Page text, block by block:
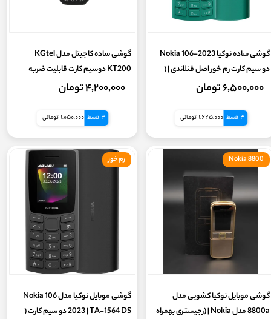
گوشی ساده نوکیا Nokia 106-2023
دو سیم‌ کارت رم خور اصل فنلاندی | (
گارانتی 18 ماهه شرکتی + فاقد منوی۶,۵۰۰,۰۰۰ تومان
4 قسط 1,625,000 تومانی
گوشی ساده کاجیتل مدل KGtel
KT200 دوسیم کارت قابلیت ضربه
۴,۲۰۰,۰۰۰ تومان
4 قسط 1,050,000 تومانی
گوشی موبایل نوکیا کشویی مدل
8800a مدل Nokia | (رجیستری بهمراه
Nokia 8800
گوشی موبایل نوکیا مدل Nokia 106
2023 | TA-1564 DS دو سیم‌ کارت (
رم خور